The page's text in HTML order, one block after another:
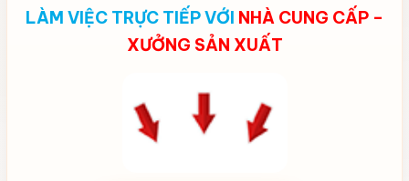
LÀM VIỆC TRỰC TIẾP VỚI NHÀ CUNG CẤP –
XƯỞNG SẢN XUẤT